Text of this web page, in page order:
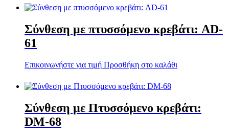
Σύνθεση με πτυσσόμενο κρεβάτι: AD-
61
Επικοινωνήστε για τιμή Προσθήκη στο καλάθι
Σύνθεση με Πτυσσόμενο κρεβάτι:
DM-68